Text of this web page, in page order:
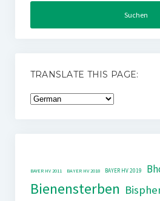
TRANSLATE THIS PAGE:
BAYER HV 2011 BAYER HV 2018 BAYER HV 2019
Bienensterben